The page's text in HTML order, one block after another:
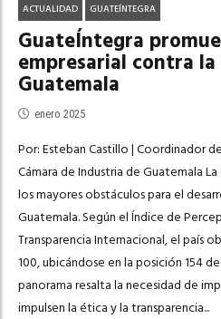
ACTUALIDAD GUATEÍNTEGRA
GuateÍntegra
empresarial contra
Guatemala
enero 2025
Por: Esteban Castillo | Coordinador
Cámara de Industria de Guatemala
los mayores obstáculos para el
Guatemala. Según el Índice de
Transparencia Internacional, el país
100, ubicándose en la posición 154
panorama resalta la necesidad de
impulsen la ética y la transparencia...